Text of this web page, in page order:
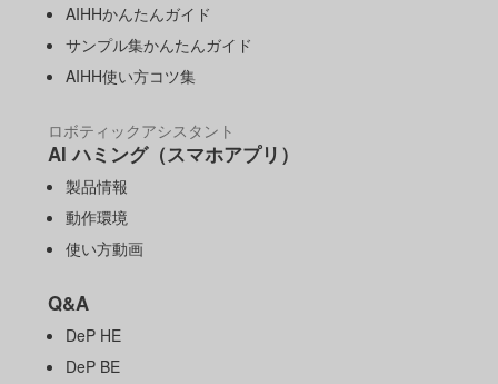
AIHHかんたんガイド
サンプル集かんたんガイド
AIHH使い方コツ集
ロボティックアシスタント
AI ハミング（スマホアプリ）
製品情報
動作環境
使い方動画
Q&A
DeP HE
DeP BE